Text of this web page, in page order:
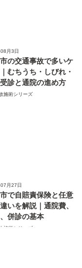
月3日
の交通事故で多いケ
むちうち・しびれ・
診と通院の進め方
施術シリーズ
月27日
で自賠責保険と任意
いを解説｜通院費、
併診の基本
施術シリーズ